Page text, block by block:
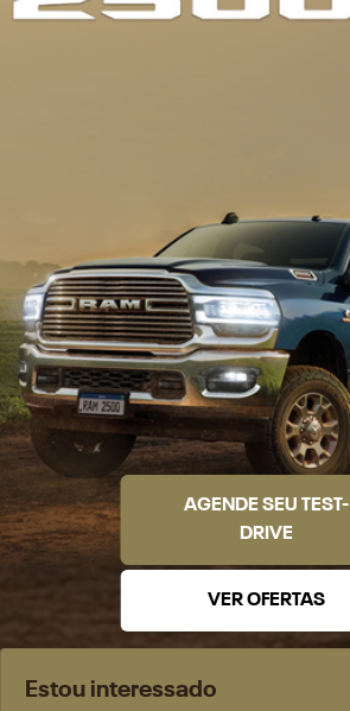
Estou interessado
AGENDE SEU TEST-
DRIVE
VER OFERTAS